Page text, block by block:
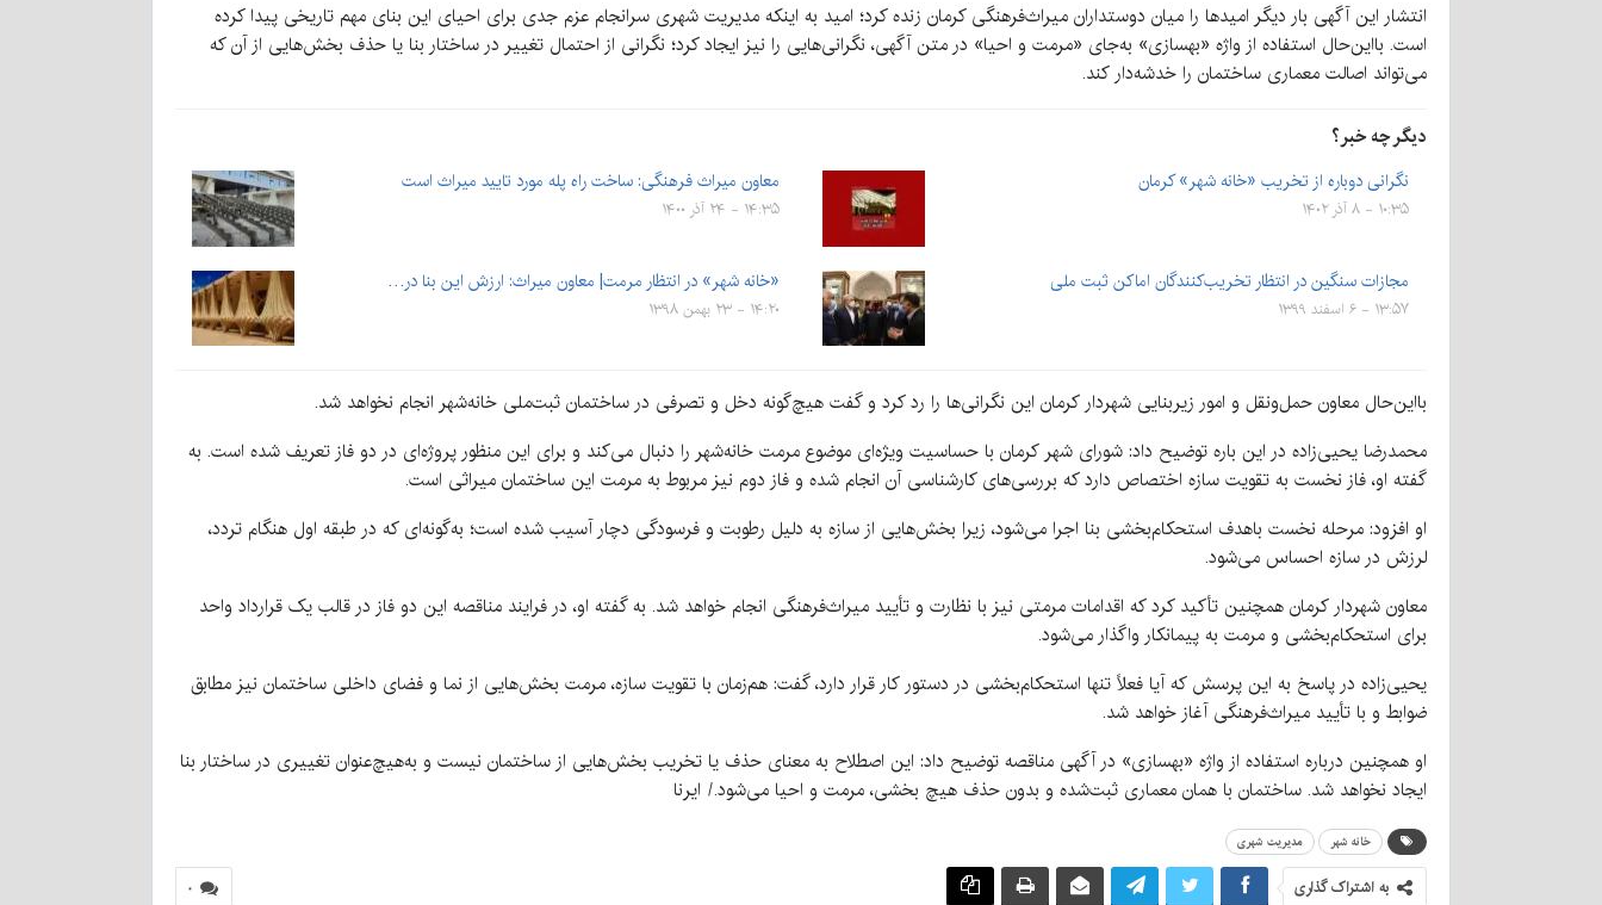
انتشار این آگهی بار دیگر امیدها را میان دوستداران میراث‌فرهنگی کرمان زنده کرد؛ امید به اینکه مدیریت شهری سرانجام عزم جدی برای احیای این بنای مهم تاریخی پیدا کرده
است. بااین‌حال استفاده از واژه «بهسازی» به‌جای «مرمت و احیا» در متن آگهی، نگرانی‌هایی را نیز ایجاد کرد؛ نگرانی از احتمال تغییر در ساختار بنا یا حذف بخش‌هایی از آن که
می‌تواند اصالت معماری ساختمان را خدشه‌دار کند.
دیگر چه خبر؟
نگرانی دوباره از تخریب «خانه شهر» کرمان
۱۰:۳۵ - ۸ آذر ۱۴۰۲
معاون میراث فرهنگی: ساخت راه پله مورد تایید میراث است
۱۴:۳۵ - ۲۴ آذر ۱۴۰۰
مجازات سنگین در انتظار تخریب‌کنندگان اماکن ثبت ملی
۱۳:۵۷ - ۶ اسفند ۱۳۹۹
«خانه شهر» در انتظار مرمت| معاون میراث: ارزش این بنا در…
۱۴:۲۰ - ۲۳ بهمن ۱۳۹۸
بااین‌حال معاون حمل‌ونقل و امور زیربنایی شهردار کرمان این نگرانی‌ها را رد کرد و گفت هیچ‌گونه دخل و تصرفی در ساختمان ثبت‌ملی خانه‌شهر انجام نخواهد شد.
محمدرضا یحیی‌زاده در این باره توضیح داد: شورای شهر کرمان با حساسیت ویژه‌ای موضوع مرمت خانه‌شهر را دنبال می‌کند و برای این منظور پروژه‌ای در دو فاز تعریف شده است. به
گفته او، فاز نخست به تقویت سازه اختصاص دارد که بررسی‌های کارشناسی آن انجام شده و فاز دوم نیز مربوط به مرمت این ساختمان میراثی است.
او افزود: مرحله نخست باهدف استحکام‌بخشی بنا اجرا می‌شود، زیرا بخش‌هایی از سازه به دلیل رطوبت و فرسودگی دچار آسیب شده است؛ به‌گونه‌ای که در طبقه اول هنگام تردد،
لرزش در سازه احساس می‌شود.
معاون شهردار کرمان همچنین تأکید کرد که اقدامات مرمتی نیز با نظارت و تأیید میراث‌فرهنگی انجام خواهد شد. به گفته او، در فرایند مناقصه این دو فاز در قالب یک قرارداد واحد
برای استحکام‌بخشی و مرمت به پیمانکار واگذار می‌شود.
یحیی‌زاده در پاسخ به این پرسش که آیا فعلاً تنها استحکام‌بخشی در دستور کار قرار دارد، گفت: هم‌زمان با تقویت سازه، مرمت بخش‌هایی از نما و فضای داخلی ساختمان نیز مطابق
ضوابط و با تأیید میراث‌فرهنگی آغاز خواهد شد.
او همچنین درباره استفاده از واژه «بهسازی» در آگهی مناقصه توضیح داد: این اصطلاح به معنای حذف یا تخریب بخش‌هایی از ساختمان نیست و به‌هیچ‌عنوان تغییری در ساختار بنا
ایجاد نخواهد شد. ساختمان با همان معماری ثبت‌شده و بدون حذف هیچ بخشی، مرمت و احیا می‌شود./ ایرنا
خانه شهر مدیریت شهری
۰ به اشتراک گذاری